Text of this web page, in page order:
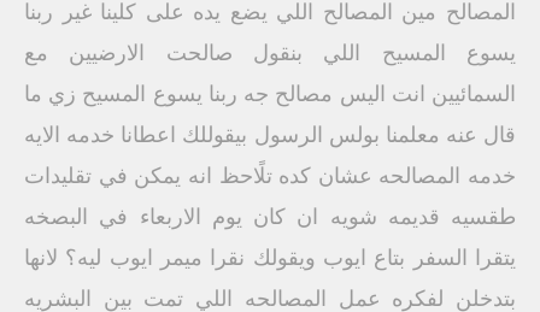
المصالح مين المصالح اللي يضع يده على كلينا غير ربنا
يسوع المسيح اللي بنقول صالحت الارضيين مع
السمائيين انت اليس مصالح جه ربنا يسوع المسيح زي ما
قال عنه معلمنا بولس الرسول بيقوللك اعطانا خدمه الايه
خدمه المصالحه عشان كده تلًاحظ انه يمكن في تقليدات
طقسيه قديمه شويه ان كان يوم الاربعاء في البصخه
يتقرا السفر بتاع ايوب ويقولك نقرا ميمر ايوب ليه؟ لانها
بتدخلن لفكره عمل المصالحه اللي تمت بين البشريه